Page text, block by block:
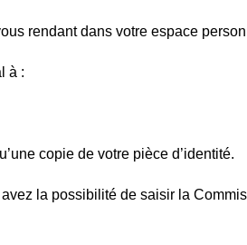
rendant dans votre espace
à :
copie de votre pièce d’identité.
la possibilité de saisir la